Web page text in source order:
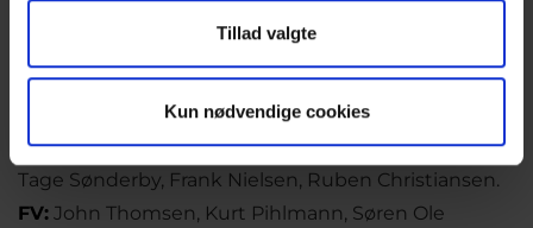
Tillad valgte
Kun nødvendige cookies
: Træner Kaarlo Niilonen, Helge Flou Jensen, Leif
Simonsen, Jens Jørgen Calundan, Pauli Jørgensen,
Tage Sønderby, Frank Nielsen, Ruben Christiansen.
FV: John Thomsen, Kurt Pihlmann, Søren Ole